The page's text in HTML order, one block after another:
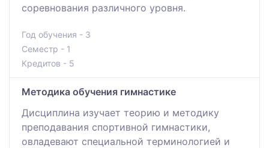
соревнования различного уровня.
Год обучения - 3
Семестр - 1
Кредитов - 5
Методика обучения гимнастике
Дисциплина изучает теорию и методику
преподавания спортивной гимнастики,
овладевают специальной терминологией и